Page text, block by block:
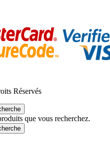
Réservés
que vous recherchez.